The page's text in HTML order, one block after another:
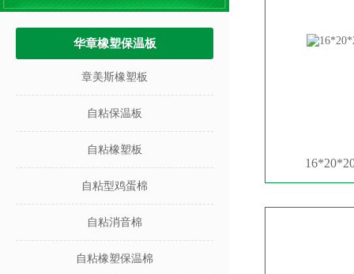
华章橡塑保温板
章美斯橡塑板
自粘保温板
自粘橡塑板
自粘型鸡蛋棉
自粘消音棉
自粘橡塑保温棉